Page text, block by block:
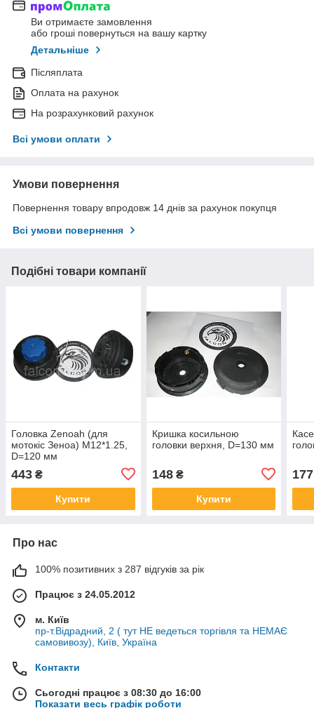
Ви отримаєте замовлення
або гроші повернуться на вашу картку
Детальніше
Післяплата
Оплата на рахунок
На розрахунковий рахунок
Всі умови оплати
Умови повернення
Повернення товару впродовж 14 днів за рахунок покупця
Всі умови повернення
Подібні товари компанії
Головка Zenoah (для
мотокіс Зеноа) M12*1.25,
D=120 мм
443 ₴
Купити
Кришка косильною
головки верхня, D=130 мм
148₴
Купити
177
Про нас
100% позитивних з 287 відгуків за рік
Працює з 24.05.2012
м. Київ
пр-т.Відрадний, 2 ( тут НЕ ведеться торгівля та НЕМАЄ
самовивозу), Київ, Україна
Контакти
Сьогодні працює з 08:30 до 16:00
Показати весь графік роботи